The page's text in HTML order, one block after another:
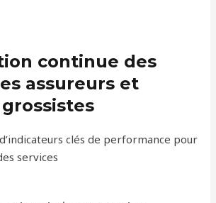
continue des
assureurs et
clés de performance pour
services